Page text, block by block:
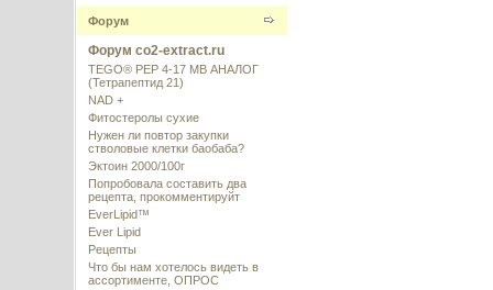
Форум
Форум co2-extract.ru
TEGO® PEP 4-17 MB АНАЛОГ
(Тетрапептид 21)
NAD +
Фитостеролы сухие
Нужен ли повтор закупки
стволовые клетки баобаба?
Эктоин 2000/100г
Попробовала составить два
рецепта, прокомментируйт
EverLipid™
Ever Lipid
Рецепты
Что бы нам хотелось видеть в
ассортименте, ОПРОС